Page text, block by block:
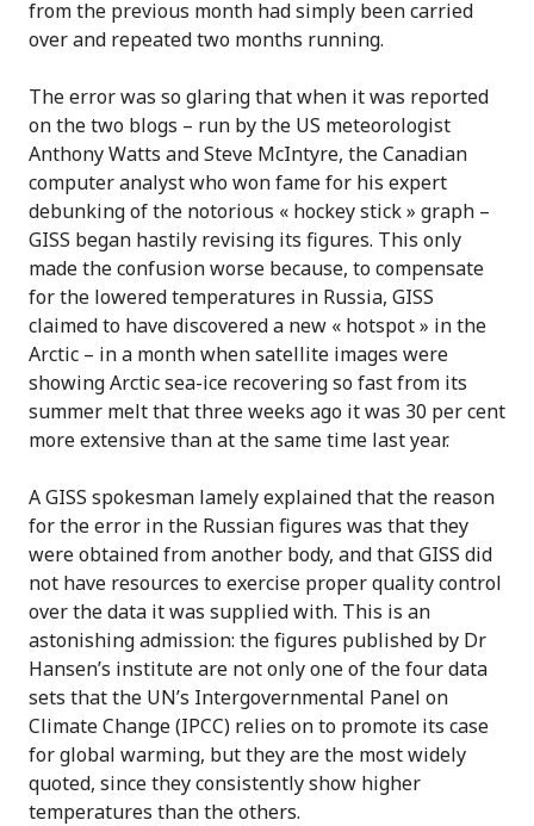
from the previous month had simply been carried
over and repeated two months running.
The error was so glaring that when it was reported
on the two blogs – run by the US meteorologist
Anthony Watts and Steve McIntyre, the Canadian
computer analyst who won fame for his expert
debunking of the notorious « hockey stick » graph –
GISS began hastily revising its figures. This only
made the confusion worse because, to compensate
for the lowered temperatures in Russia, GISS
claimed to have discovered a new « hotspot » in the
Arctic – in a month when satellite images were
showing Arctic sea-ice recovering so fast from its
summer melt that three weeks ago it was 30 per cent
more extensive than at the same time last year.
A GISS spokesman lamely explained that the reason
for the error in the Russian figures was that they
were obtained from another body, and that GISS did
not have resources to exercise proper quality control
over the data it was supplied with. This is an
astonishing admission: the figures published by Dr
Hansen’s institute are not only one of the four data
sets that the UN’s Intergovernmental Panel on
Climate Change (IPCC) relies on to promote its case
for global warming, but they are the most widely
quoted, since they consistently show higher
temperatures than the others.